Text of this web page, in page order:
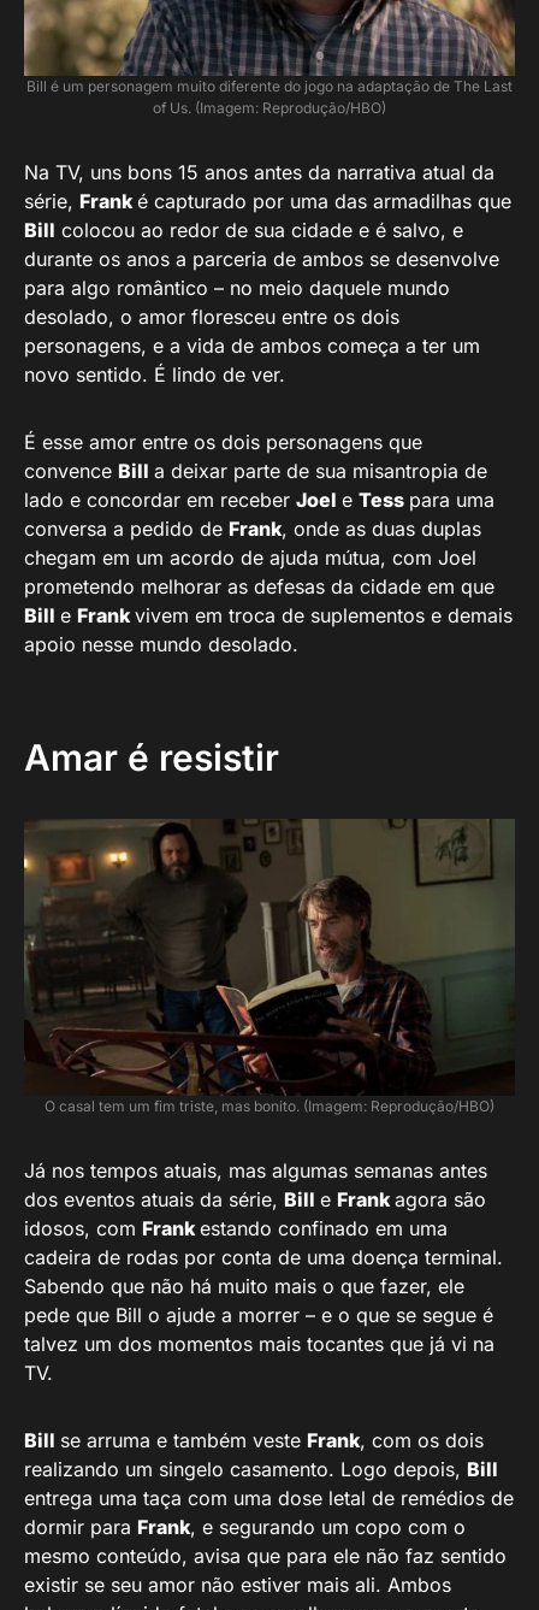
Bill é um personagem muito diferente do jogo na adaptação de The Last
of Us. (Imagem: Reprodução/HBO)
Na TV, uns bons 15 anos antes da narrativa atual da
série, Franké capturado por uma das armadilhas que
Bill colocou ao redor de sua cidade e é salvo, e
durante os anos a parceria de ambos se desenvolve
para algo romântico – no meio daquele mundo
desolado, o amor floresceu entre os dois
personagens, e a vida de ambos começa a ter um
novo sentido. É lindo de ver.
É esse amor entre os dois personagens que
convence Bill a deixar parte de sua misantropia de
lado e concordar em receber Joel e Tess para uma
conversa a pedido de Frank, onde as duas duplas
chegam em um acordo de ajuda mútua, com Joel
prometendo melhorar as defesas da cidade em que
Bill e Frankvivem em troca de suplementos e demais
apoio nesse mundo desolado.
Amar é resistir
O casal tem um fim triste, mas bonito. (Imagem: Reprodução/HBO)
Já nos tempos atuais, mas algumas semanas antes
dos eventos atuais da série, Bill e Frank agora são
idosos, com Frank estando confinado em uma
cadeira de rodas por conta de uma doença terminal.
Sabendo que não há muito mais o que fazer, ele
pede que Bill o ajude a morrer – e o que se segue é
talvez um dos momentos mais tocantes que já vi na
TV.
Bill se arruma e também veste Frank, com os dois
realizando um singelo casamento. Logo depois, Bill
entrega uma taça com uma dose letal de remédios de
dormir para Frank, e segurando um copo com o
mesmo conteúdo, avisa que para ele não faz sentido
existir se seu amor não estiver mais ali. Ambos